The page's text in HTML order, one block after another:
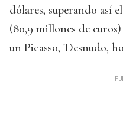
dólares, superando así
(80,9 millones de
un Picasso, 'Desnudo,